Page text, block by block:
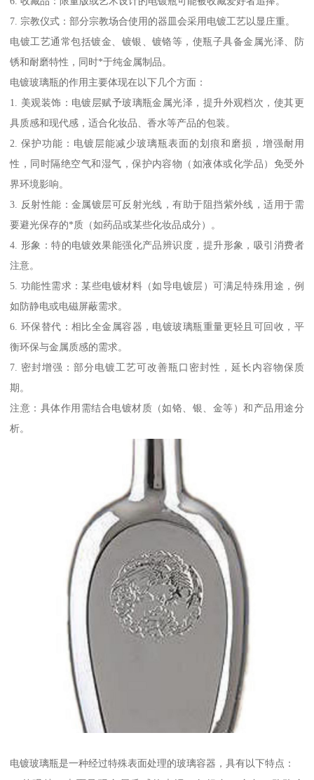
7. 宗教仪式：部分宗教场合使用的器皿会采用电镀工艺以显庄重。
电镀工艺通常包括镀金、镀银、镀铬等，使瓶子具备金属光泽、防
锈和耐磨特性，同时*于纯金属制品。
电镀玻璃瓶的作用主要体现在以下几个方面：
1. 美观装饰：电镀层赋予玻璃瓶金属光泽，提升外观档次，使其更
具质感和现代感，适合化妆品、香水等产品的包装。
2. 保护功能：电镀层能减少玻璃瓶表面的划痕和磨损，增强耐用
性，同时隔绝空气和湿气，保护内容物（如液体或化学品）免受外
界环境影响。
3. 反射性能：金属镀层可反射光线，有助于阻挡紫外线，适用于需
要避光保存的*质（如药品或某些化妆品成分）。
4. 形象：特的电镀效果能强化产品辨识度，提升形象，吸引消费者
注意。
5. 功能性需求：某些电镀材料（如导电镀层）可满足特殊用途，例
如防静电或电磁屏蔽需求。
6. 环保替代：相比全金属容器，电镀玻璃瓶重量更轻且可回收，平
衡环保与金属质感的需求。
7. 密封增强：部分电镀工艺可改善瓶口密封性，延长内容物保质
期。
注意：具体作用需结合电镀材质（如铬、银、金等）和产品用途分
析。
电镀玻璃瓶是一种经过特殊表面处理的玻璃容器，具有以下特点：